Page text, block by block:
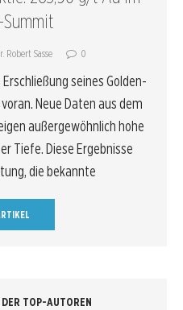
Robert Sasse 0
seines Golden-
Neue Daten aus dem
außergewöhnlich hohe
Tiefe. Diese Ergebnisse
die bekannte
TOP-AUTOREN